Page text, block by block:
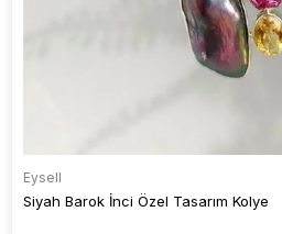
Eysell
Siyah Barok İnci Özel Tasarım Kolye